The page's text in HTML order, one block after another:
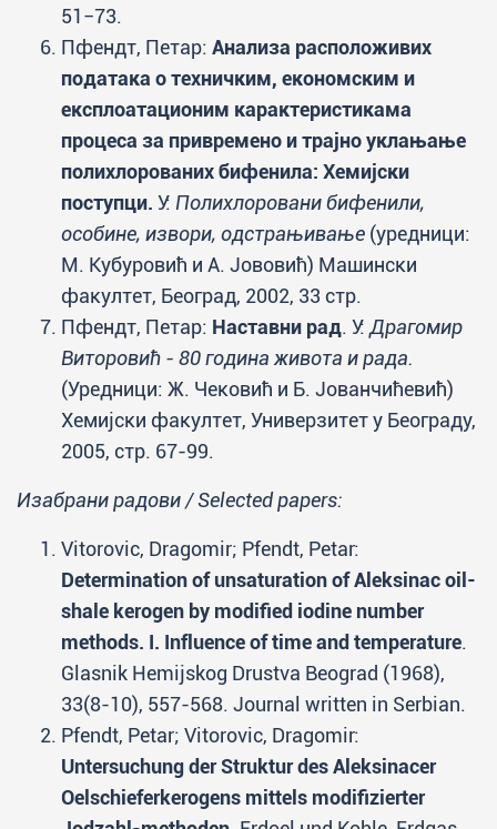
51−73.
Пфендт, Петар: Анализа расположивих
података о техничким, економским и
експлоатационим карактеристикама
процеса за привремено и трајно уклањање
полихлорованих бифенила: Хемијски
поступци. У: Полихлоровани бифенили,
особине, извори, одстрањивање (уредници:
М. Кубуровић и A. Јововић) Машински
факултет, Београд, 2002, 33 стр.
Пфендт, Петар: Наставни рад. У: Драгомир
Виторовић - 80 година живота и рада.
(Уредници: Ж. Чековић и Б. Јованчићевић)
Хемијски факултет, Универзитет у Београду,
2005, стр. 67-99.
Изабрани радови / Selected papers:
Vitorovic, Dragomir; Pfendt, Petar:
Determination of unsaturation of Aleksinac oil-
shale kerogen by modified iodine number
methods. I. Influence of time and temperature.
Glasnik Hemijskog Drustva Beograd (1968),
33(8-10), 557-568. Journal written in Serbian.
Pfendt, Petar; Vitorovic, Dragomir:
Untersuchung der Struktur des Aleksinacer
Oelschieferkerogens mittels modifizierter